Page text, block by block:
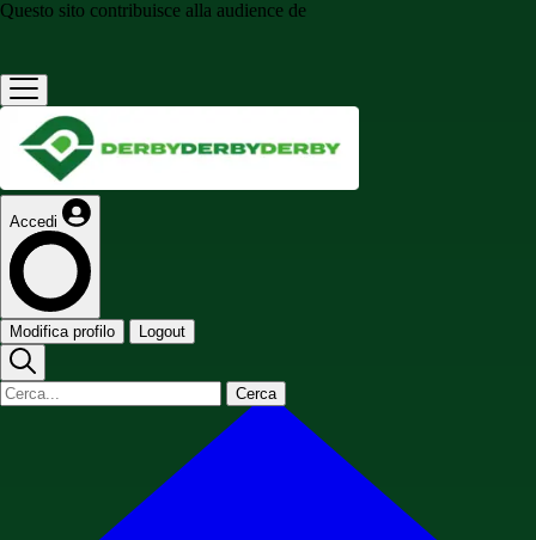
Questo sito contribuisce alla audience de
Accedi
Modifica profilo Logout
Cerca